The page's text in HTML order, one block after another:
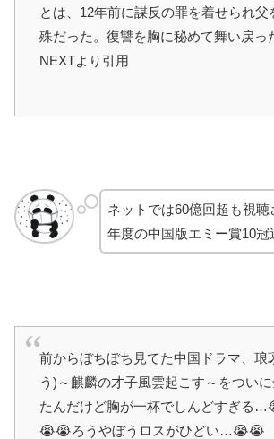
とは、12年前に謀反の罪を着せられ父
殊だった。復讐を胸に秘めて舞い戻
NEXTより引用
ネットでは60億回超も視
年度の中国版エミー賞10冠
前からぼちぼち見てた中国ドラマ、琅
う)～麒麟の才子風雲起こす～をつい
たんだけど胸が一杯でしんどすぎる
😭😭ろうやぼうロスがひどい…😭😭